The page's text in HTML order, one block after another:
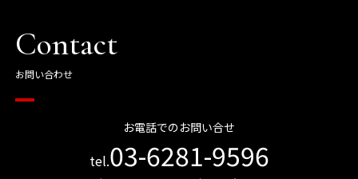
Contact
お問い合わせ
お電話でのお問い合せ
tel.03-6281-9596